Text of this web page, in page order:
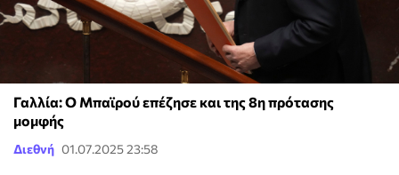
Γαλλία: Ο Μπαϊρού επέζησε και της 8η πρότασης
μομφής
Διεθνή 01.07.2025 23:58